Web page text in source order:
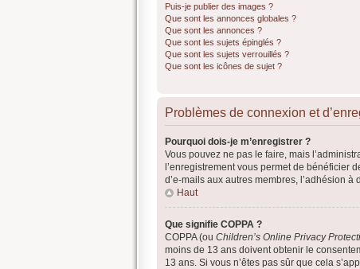
Puis-je publier des images ?
Que sont les annonces globales ?
Que sont les annonces ?
Que sont les sujets épinglés ?
Que sont les sujets verrouillés ?
Que sont les icônes de sujet ?
Problèmes de connexion et
Pourquoi dois-je m’enregistrer ?
Vous pouvez ne pas le faire, mais
l’enregistrement vous permet de bénéficier
d’e-mails aux autres membres, l’adhésion
Haut
Que signifie COPPA ?
COPPA (ou Children’s Online Privacy
moins de 13 ans doivent obtenir le
13 ans. Si vous n’êtes pas sûr que cela